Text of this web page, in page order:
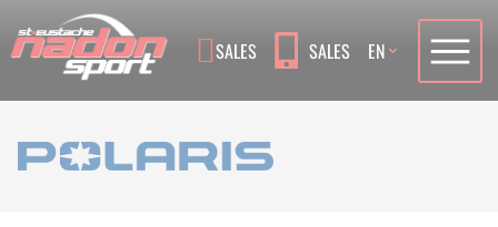
SALES SALES Language
EN